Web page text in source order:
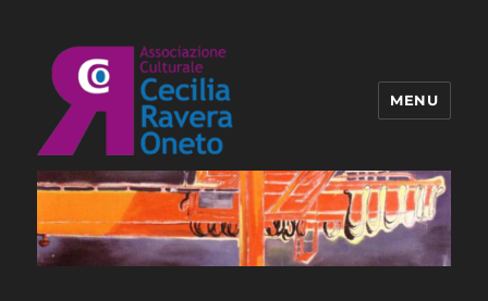
Associazione Ravera Oneto
MENU